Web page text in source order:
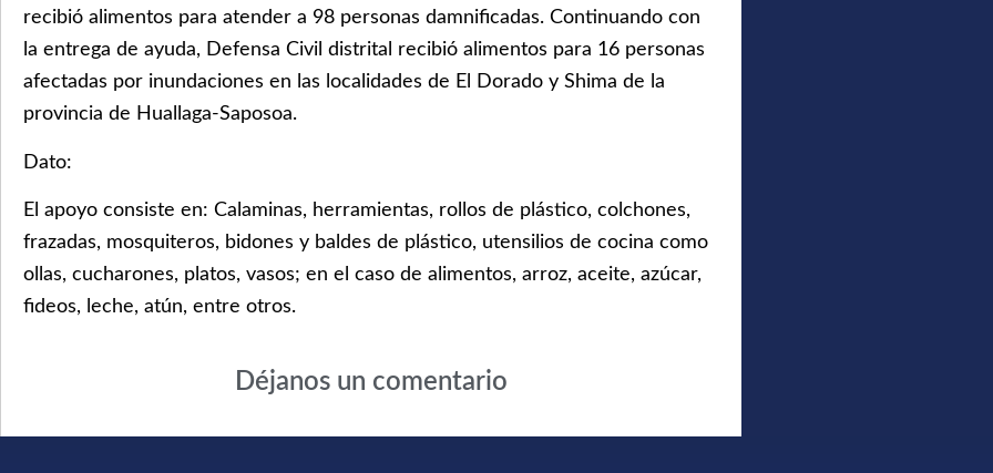
recibió alimentos para atender a 98 personas damnificadas. Continuando con
la entrega de ayuda, Defensa Civil distrital recibió alimentos para 16 personas
afectadas por inundaciones en las localidades de El Dorado y Shima de la
provincia de Huallaga-Saposoa.
Dato:
El apoyo consiste en: Calaminas, herramientas, rollos de plástico, colchones,
frazadas, mosquiteros, bidones y baldes de plástico, utensilios de cocina como
ollas, cucharones, platos, vasos; en el caso de alimentos, arroz, aceite, azúcar,
fideos, leche, atún, entre otros.
Déjanos un comentario